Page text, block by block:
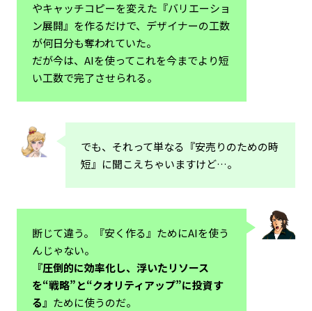
やキャッチコピーを変えた『バリエーショ
ン展開』を作るだけで、デザイナーの工数
が何日分も奪われていた。
だが今は、AIを使ってこれを今までより短
い工数で完了させられる。
でも、それって単なる『安売りのための時
短』に聞こえちゃいますけど…。
断じて違う。『安く作る』ためにAIを使う
んじゃない。
『圧倒的に効率化し、浮いたリソース
を“戦略”と“クオリティアップ”に投資す
る』 ために使うのだ。